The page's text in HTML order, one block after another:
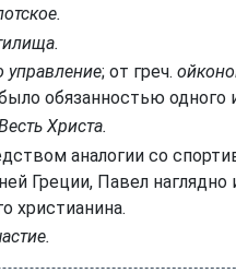
управление; от греч.
обязанностью
Христа.
аналогии со
Греции, Павел
христианина.